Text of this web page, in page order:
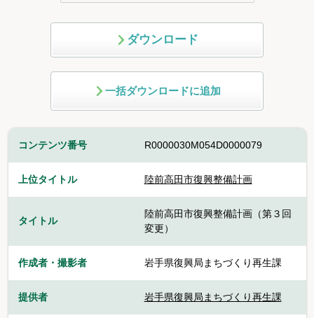
ダウンロード
一括ダウンロードに追加
コンテンツ番号 R0000030M054D0000079
上位タイトル 陸前高田市復興整備計画
タイトル
陸前高田市復興整備計画（第３回
変更）
作成者・撮影者 岩手県復興局まちづくり再生課
提供者 岩手県復興局まちづくり再生課